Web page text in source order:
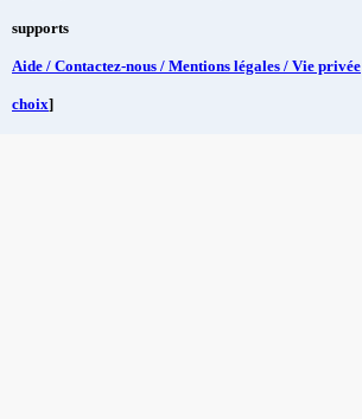
supports
Aide / Contactez-nous / Mentions légales / Vie privée
choix]